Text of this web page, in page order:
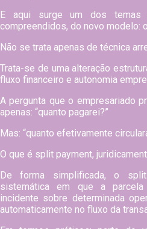
E aqui surge um dos temas
compreendidos, do novo modelo:
Não se trata apenas de técnica
Trata-se de uma alteração
fluxo financeiro e autonomia
A pergunta que o empresariado
apenas: “quanto pagarei?”
Mas: “quanto efetivamente
O que é split payment,
De forma simplificada, o
sistemática em que a
incidente sobre determinada
automaticamente no fluxo da